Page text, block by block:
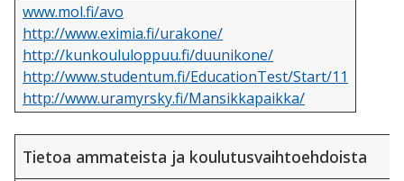
www.mol.fi/avo
http://www.eximia.fi/urakone/
http://kunkoululoppuu.fi/duunikone/
http://www.studentum.fi/EducationTest/Start/11
http://www.uramyrsky.fi/Mansikkapaikka/
Tietoa ammateista ja koulutusvaihtoehdoista